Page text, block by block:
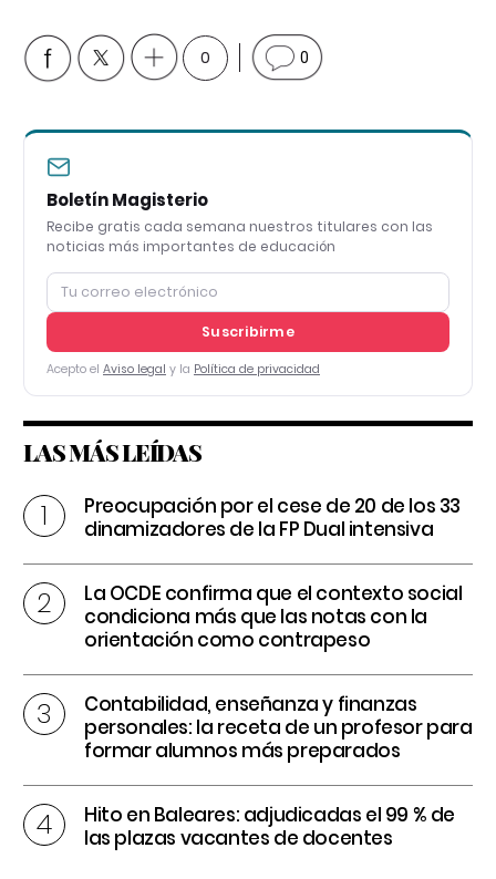
0 0
Boletín Magisterio
Recibe gratis cada semana nuestros titulares con las
noticias más importantes de educación
Suscribirme
Acepto el Aviso legal y la Política de privacidad
LAS MÁS LEÍDAS
Preocupación por el cese de 20 de los 33
dinamizadores de la FP Dual intensiva
La OCDE confirma que el contexto social
condiciona más que las notas con la
orientación como contrapeso
Contabilidad, enseñanza y finanzas
personales: la receta de un profesor para
formar alumnos más preparados
Hito en Baleares: adjudicadas el 99 % de
las plazas vacantes de docentes